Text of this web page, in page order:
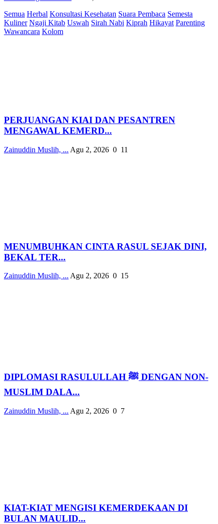
Semua Herbal Konsultasi Kesehatan Suara Pembaca Semesta
Kuliner Ngaji Kitab Uswah Sirah Nabi Kiprah Hikayat Parenting
Wawancara Kolom
PERJUANGAN KIAI DAN PESANTREN
MENGAWAL KEMERD...
Zainuddin Muslih, ... Agu 2, 2026 0 11
MENUMBUHKAN CINTA RASUL SEJAK DINI,
BEKAL TER...
Zainuddin Muslih, ... Agu 2, 2026 0 15
DIPLOMASI RASULULLAH ﷺ DENGAN NON-
MUSLIM DALA...
Zainuddin Muslih, ... Agu 2, 2026 0 7
KIAT-KIAT MENGISI KEMERDEKAAN DI
BULAN MAULID...